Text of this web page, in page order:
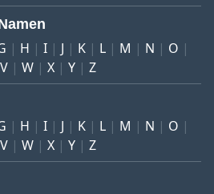
H I J K L M N
O
V W X Y Z
H I J K L M N
O
V W X Y Z